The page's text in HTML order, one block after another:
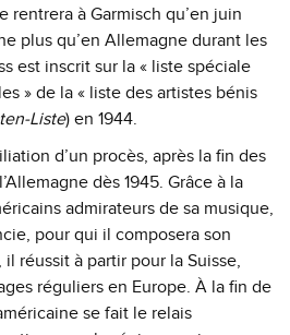
rentrera à Garmisch qu’en juin
plus qu’en Allemagne durant les
est inscrit sur la « liste spéciale
» de la « liste des artistes bénis
Liste) en 1944.
d’un procès, après la fin des
dès 1945. Grâce à la
admirateurs de sa musique,
pour qui il composera son
il réussit à partir pour la Suisse,
réguliers en Europe. À la fin de
se fait le relais